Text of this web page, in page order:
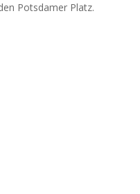
Potsdamer Platz.